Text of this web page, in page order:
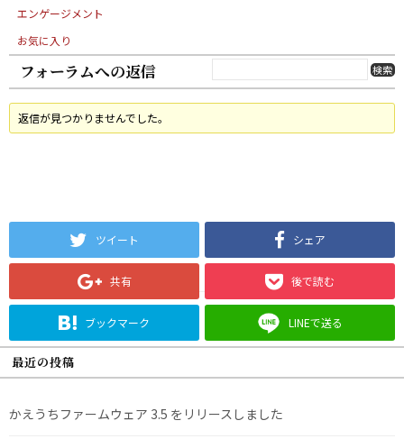
エンゲージメント
お気に入り
フォーラムへの返信
返信が見つかりませんでした。
ツイート シェア
共有 後で読む
ブックマーク LINEで送る
最近の投稿
かえうちファームウェア 3.5 をリリースしました